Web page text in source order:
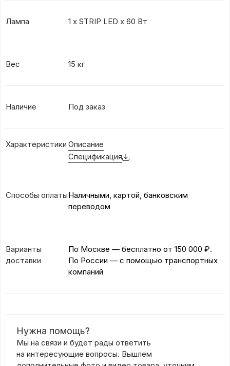
Лампа 1 x STRIP LED x 60 Вт
Вес 15 кг
Наличие Под заказ
Характеристики Описание
Спецификация
Способы оплатыНаличными, картой, банковским
переводом
Варианты
доставки
По Москве — бесплатно от 150 000 ₽.
По России — с помощью транспортных
компаний
Нужна помощь?
Мы на связи и будет рады ответить
на интересующие вопросы. Вышлем